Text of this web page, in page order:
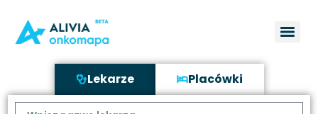
Lekarze Placówki